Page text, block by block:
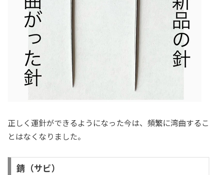
正しく運針ができるようになった今は、頻繁に湾曲するこ
とはなくなりました。
錆（サビ）